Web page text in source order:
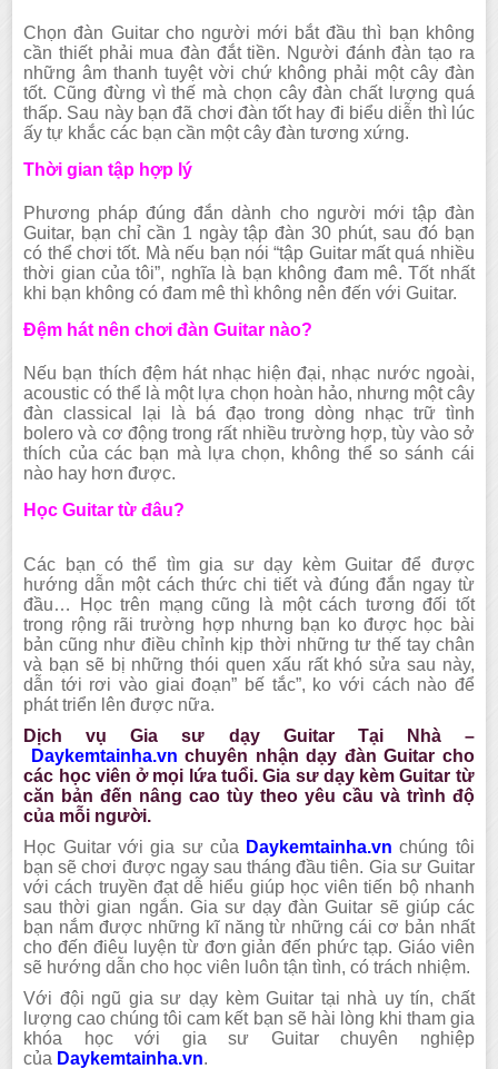
Chọn đàn Guitar cho người mới bắt đầu thì bạn không
cần thiết phải mua đàn đắt tiền. Người đánh đàn tạo ra
những âm thanh tuyệt vời chứ không phải một cây đàn
tốt. Cũng đừng vì thế mà chọn cây đàn chất lượng quá
thấp. Sau này bạn đã chơi đàn tốt hay đi biểu diễn thì lúc
ấy tự khắc các bạn cần một cây đàn tương xứng.
Thời gian tập hợp lý
Phương pháp đúng đắn dành cho người mới tập đàn
Guitar, bạn chỉ cần 1 ngày tập đàn 30 phút, sau đó bạn
có thể chơi tốt. Mà nếu bạn nói “tập Guitar mất quá nhiều
thời gian của tôi”, nghĩa là bạn không đam mê. Tốt nhất
khi bạn không có đam mê thì không nên đến với Guitar.
Đệm hát nên chơi đàn Guitar nào?
Nếu bạn thích đệm hát nhạc hiện đại, nhạc nước ngoài,
acoustic có thể là một lựa chọn hoàn hảo, nhưng một cây
đàn classical lại là bá đạo trong dòng nhạc trữ tình
bolero và cơ động trong rất nhiều trường hợp, tùy vào sở
thích của các bạn mà lựa chọn, không thể so sánh cái
nào hay hơn được.
Học Guitar từ đâu?
Các bạn có thể tìm gia sư dạy kèm Guitar để được
hướng dẫn một cách thức chi tiết và đúng đắn ngay từ
đầu… Học trên mạng cũng là một cách tương đối tốt
trong rộng rãi trường hợp nhưng bạn ko được học bài
bản cũng như điều chỉnh kịp thời những tư thế tay chân
và bạn sẽ bị những thói quen xấu rất khó sửa sau này,
dẫn tới rơi vào giai đoạn” bế tắc”, ko với cách nào để
phát triển lên được nữa.
Dịch vụ Gia sư dạy Guitar Tại Nhà –
Daykemtainha.vn chuyên nhận dạy đàn Guitar cho
các học viên ở mọi lứa tuổi. Gia sư dạy kèm Guitar từ
căn bản đến nâng cao tùy theo yêu cầu và trình độ
của mỗi người.
Học Guitar với gia sư của Daykemtainha.vn chúng tôi
bạn sẽ chơi được ngay sau tháng đầu tiên. Gia sư Guitar
với cách truyền đạt dễ hiểu giúp học viên tiến bộ nhanh
sau thời gian ngắn. Gia sư dạy đàn Guitar sẽ giúp các
bạn nắm được những kĩ năng từ những cái cơ bản nhất
cho đến điêu luyện từ đơn giản đến phức tạp. Giáo viên
sẽ hướng dẫn cho học viên luôn tận tình, có trách nhiệm.
Với đội ngũ gia sư dạy kèm Guitar tại nhà uy tín, chất
lượng cao chúng tôi cam kết bạn sẽ hài lòng khi tham gia
khóa học với gia sư Guitar chuyên nghiệp
của Daykemtainha.vn.